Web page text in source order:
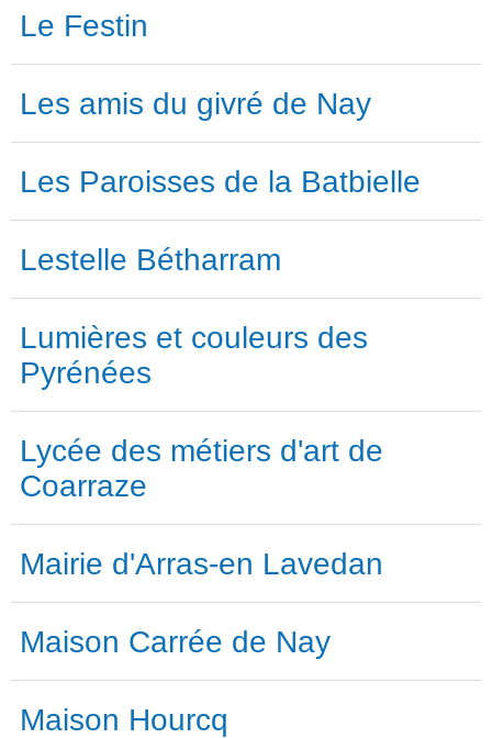
Le Festin
Les amis du givré de Nay
Les Paroisses de la Batbielle
Lestelle Bétharram
Lumières et couleurs des
Pyrénées
Lycée des métiers d'art de
Coarraze
Mairie d'Arras-en Lavedan
Maison Carrée de Nay
Maison Hourcq